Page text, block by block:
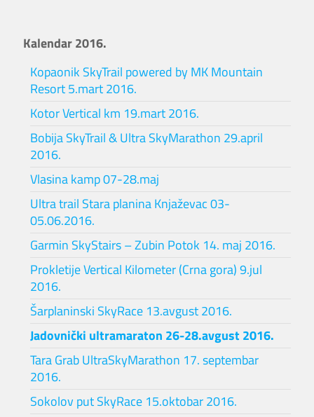
Kalendar 2016.
Kopaonik SkyTrail powered by MK Mountain
Resort 5.mart 2016.
Kotor Vertical km 19.mart 2016.
Bobija SkyTrail & Ultra SkyMarathon 29.april
2016.
Vlasina kamp 07-28.maj
Ultra trail Stara planina Knjaževac 03-
05.06.2016.
Garmin SkyStairs – Zubin Potok 14. maj 2016.
Prokletije Vertical Kilometer (Crna gora) 9.jul
2016.
Šarplaninski SkyRace 13.avgust 2016.
Jadovnički ultramaraton 26-28.avgust 2016.
Tara Grab UltraSkyMarathon 17. septembar
2016.
Sokolov put SkyRace 15.oktobar 2016.